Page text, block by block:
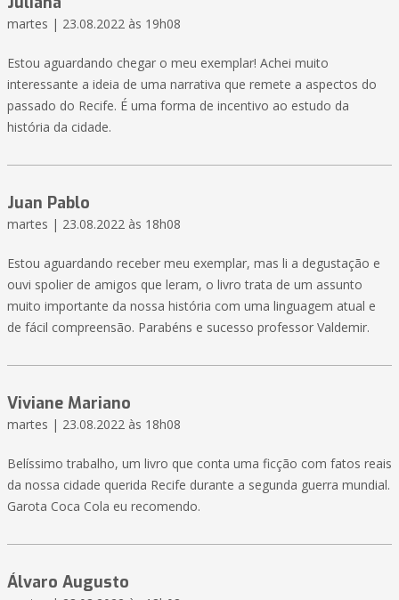
martes | 23.08.2022 às 19h08
Estou aguardando chegar o meu exemplar! Achei muito
interessante a ideia de uma narrativa que remete a aspectos do
passado do Recife. É uma forma de incentivo ao estudo da
história da cidade.
Juan Pablo
martes | 23.08.2022 às 18h08
Estou aguardando receber meu exemplar, mas li a degustação e
ouvi spolier de amigos que leram, o livro trata de um assunto
muito importante da nossa história com uma linguagem atual e
de fácil compreensão. Parabéns e sucesso professor Valdemir.
Viviane Mariano
martes | 23.08.2022 às 18h08
Belíssimo trabalho, um livro que conta uma ficção com fatos reais
da nossa cidade querida Recife durante a segunda guerra mundial.
Garota Coca Cola eu recomendo.
Álvaro Augusto